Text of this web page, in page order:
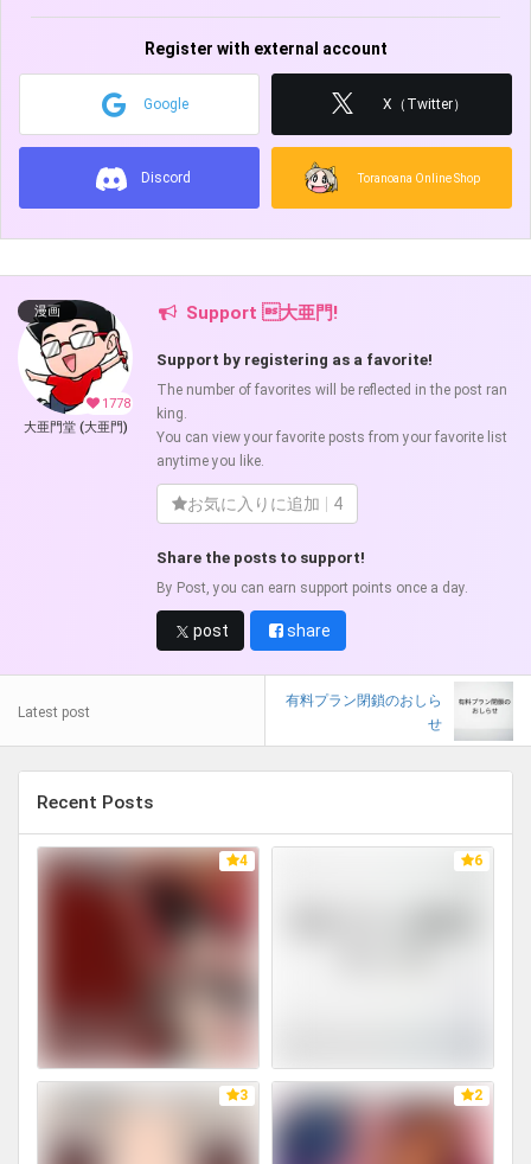
Register with external account
Google X（Twitter）
Discord Toranoana Online Shop
1778
漫画
大亜門堂 (大亜門)
Support 大亜門!
Support by registering as a favorite!
The number of favorites will be reflected in the post ran
king.
You can view your favorite posts from your favorite list
anytime you like.
お気に入りに追加 4
Share the posts to support!
By Post, you can earn support points once a day.
post share
Latest post
有料プラン閉鎖のおしら
せ
Recent Posts
4 6
3 2